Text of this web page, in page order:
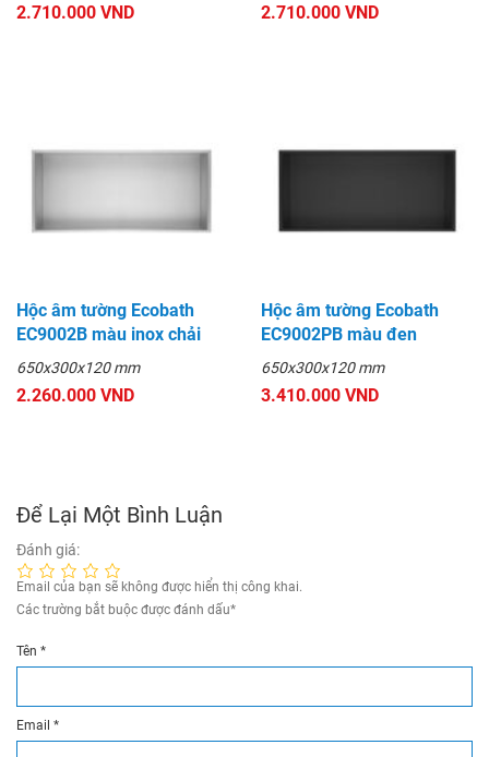
2.710.000 VND 2.710.000 VND
Hộc âm tường Ecobath
EC9002B màu inox chải
650x300x120 mm
2.260.000 VND
Hộc âm tường Ecobath
EC9002PB màu đen
650x300x120 mm
3.410.000 VND
Để Lại Một Bình Luận
Đánh giá:
Email của bạn sẽ không được hiển thị công khai.
Các trường bắt buộc được đánh dấu*
Tên *
Email *